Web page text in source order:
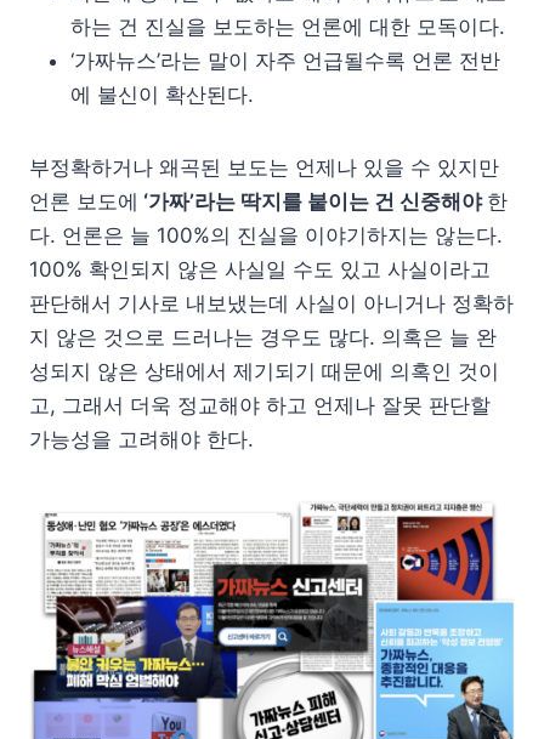
하는 건 진실을 보도하는 언론에 대한 모독이다.
‘가짜뉴스’라는 말이 자주 언급될수록 언론 전반
에 불신이 확산된다.
부정확하거나 왜곡된 보도는 언제나 있을 수 있지만
언론 보도에 ‘가짜’라는 딱지를 붙이는 건 신중해야 한
다. 언론은 늘 100%의 진실을 이야기하지는 않는다.
100% 확인되지 않은 사실일 수도 있고 사실이라고
판단해서 기사로 내보냈는데 사실이 아니거나 정확하
지 않은 것으로 드러나는 경우도 많다. 의혹은 늘 완
성되지 않은 상태에서 제기되기 때문에 의혹인 것이
고, 그래서 더욱 정교해야 하고 언제나 잘못 판단할
가능성을 고려해야 한다.